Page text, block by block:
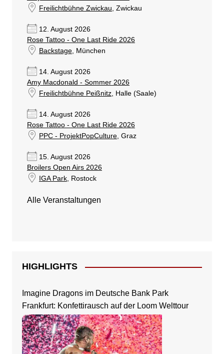
Freilichtbühne Zwickau, Zwickau
12. August 2026
Rose Tattoo - One Last Ride 2026
Backstage, München
14. August 2026
Amy Macdonald - Sommer 2026
Freilichtbühne Peißnitz, Halle (Saale)
14. August 2026
Rose Tattoo - One Last Ride 2026
PPC - ProjektPopCulture, Graz
15. August 2026
Broilers Open Airs 2026
IGA Park, Rostock
Alle Veranstaltungen
HIGHLIGHTS
Imagine Dragons im Deutsche Bank Park
Frankfurt: Konfettirausch auf der Loom Welttour